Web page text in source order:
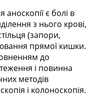
є болі в
з нього крові,
(запори,
прямої кишки.
до
і повинна
методів
і колоноскопія.